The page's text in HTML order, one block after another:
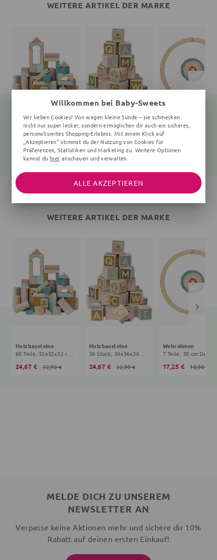
WEITERE ARTIKEL DER MARKE
Holzbausteine
60 Teile, 32x32x32 cm, 5+ Monate, bunt
24,67 € 32,90 €
Holzbausteine
36 Stück, 36x36x36 mm, 5+ Monate, bunt
24,67 € 32,90 €
Webrahmen
17,25 €
WEITERE ARTIKEL DER MARKE
Holzbausteine
60 Teile, 32x32x32 cm, 5+ Monate, bunt
24,67 € 32,90 €
Holzbausteine
36 Stück, 36x36x36 mm, 5+ Monate, bunt
24,67 € 32,90 €
Webrahmen
17,25 € 18,90 €
MELDE DICH ZU UNSEREM
NEWSLETTER AN
Verpasse keine Aktionen mehr und sichere dir 10%
Rabatt auf deinen ersten Einkauf!
Willkommen bei Baby-Sweets
Wir lieben Cookies! Von wegen kleine Sünde – sie schmecken
nicht nur super lecker, sondern ermöglichen dir auch ein sicheres,
personalisiertes Shopping-Erlebnis. Mit einem Klick auf
„Akzeptieren“ stimmst du der Nutzung von Cookies für
Präferenzen, Statistiken und Marketing zu. Weitere Optionen
kannst du hier anschauen und verwalten.
ALLE AKZEPTIEREN